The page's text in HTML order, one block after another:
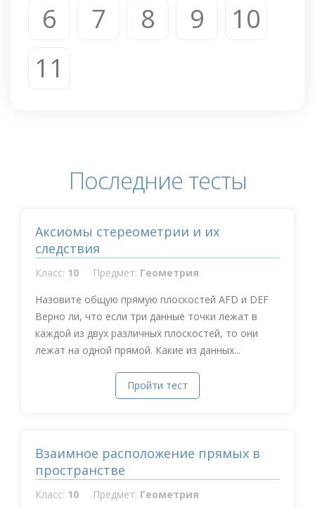
6 7 8 9
10
11
Последние тесты
Аксиомы стереометрии и их
следствия
Класс: 10 Предмет: Геометрия
Назовите общую прямую плоскостей AFD и DEF
Верно ли, что если три данные точки лежат в
каждой из двух различных плоскостей, то они
лежат на одной прямой. Какие из данных...
Пройти тест
Взаимное расположение прямых в
пространстве
Класс: 10 Предмет: Геометрия